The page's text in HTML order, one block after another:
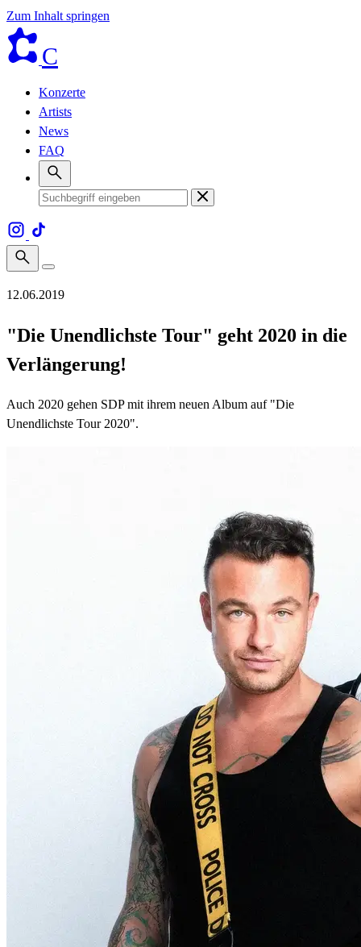
Zum Inhalt springen
C
Konzerte
Artists
News
FAQ
12.06.2019
"Die Unendlichste Tour" geht 2020 in die
Verlängerung!
Auch 2020 gehen SDP mit ihrem neuen Album auf "Die
Unendlichste Tour 2020".